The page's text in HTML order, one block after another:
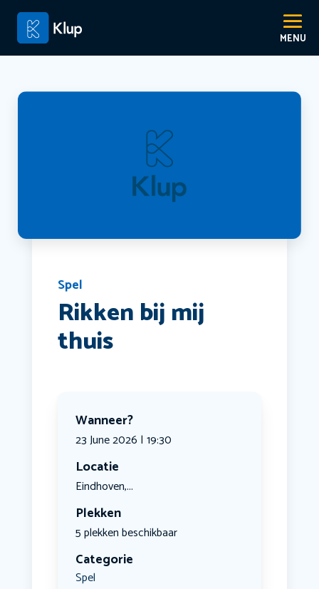
Spel
Rikken bij mij
thuis
Wanneer?
23 June 2026 | 19:30
Locatie
Eindhoven,...
Plekken
5 plekken beschikbaar
Categorie
Spel